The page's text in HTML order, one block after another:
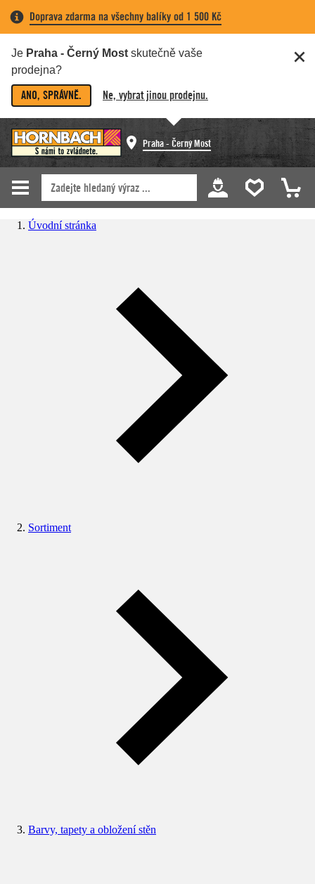
Doprava zdarma na všechny balíky od 1 500 Kč
Je Praha - Černý Most skutečně vaše
prodejna?
ANO, SPRÁVNĚ. Ne, vybrat jinou prodejnu.
Praha - Černý Most
Úvodní stránka
Sortiment
Barvy, tapety a obložení stěn